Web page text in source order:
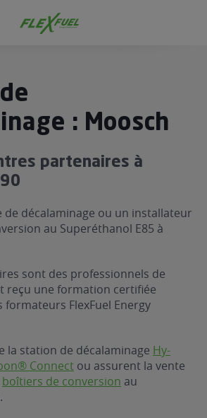
FlexFuel
: Moosch
partenaires à
de décalaminage ou un installateur
au Superéthanol E85 à
sont des professionnels de
reçu une formation certifiée
formateurs FlexFuel Energy
la station de décalaminage Hy-
Connect ou assurent la vente
boîtiers de conversion au